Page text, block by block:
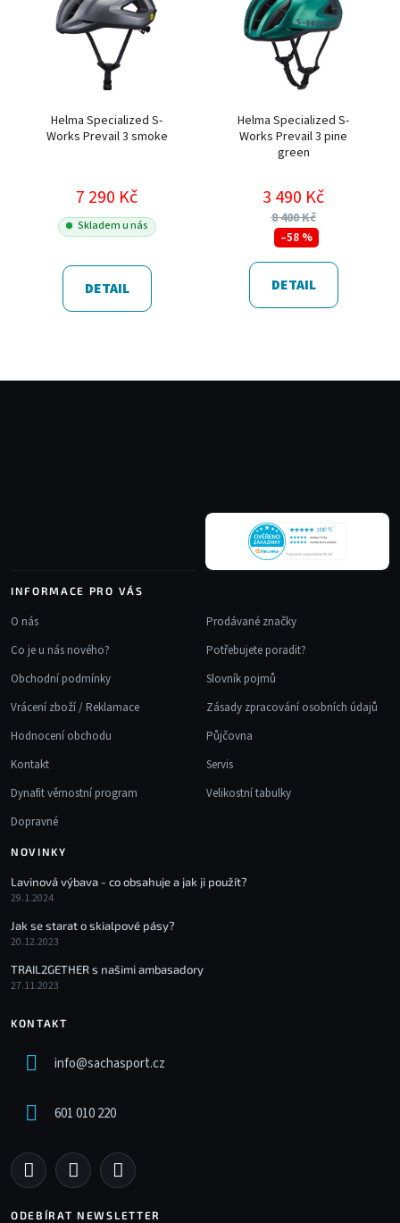
Helma Specialized S-
Works Prevail 3 smoke
7 290 Kč
Skladem u nás
DETAIL
Helma Specialized S-
Works Prevail 3 pine
green
3 490 Kč
8 400 Kč
–58 %
DETAIL
INFORMACE PRO VÁS
O nás
Co je u nás nového?
Obchodní podmínky
Vrácení zboží / Reklamace
Hodnocení obchodu
Kontakt
Dynafit věrnostní program
Dopravné
Prodávané značky
Potřebujete poradit?
Slovník pojmů
Zásady zpracování osobních údajů
Půjčovna
Servis
Velikostní tabulky
NOVINKY
Lavinová výbava - co obsahuje a jak ji použít?
29.1.2024
Jak se starat o skialpové pásy?
20.12.2023
TRAIL2GETHER s našimi ambasadory
27.11.2023
KONTAKT
info@sachasport.cz
601 010 220
ODEBÍRAT NEWSLETTER